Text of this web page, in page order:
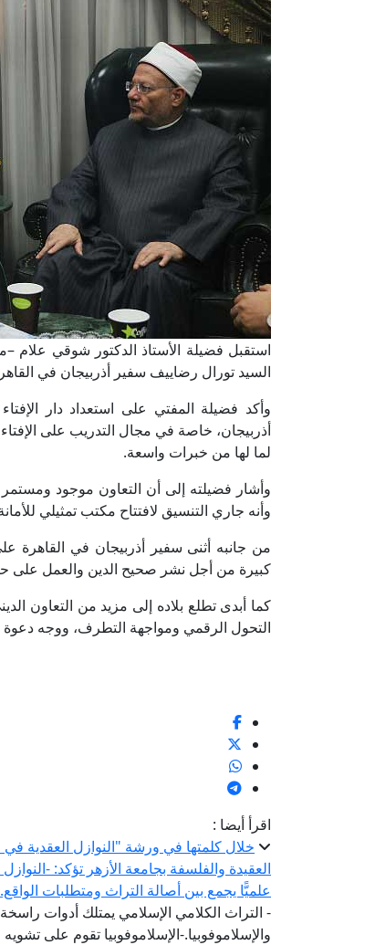
استقبل فضيلة الأستاذ الدكتور شوقي علام
السيد تورال رضاييف سفير أذربيجان في
وأكد فضيلة المفتي على استعداد دار
أذربيجان، خاصة في مجال التدريب على
لما لها من خبرات واسعة.
وأشار فضيلته إلى أن التعاون موجود ومستمر
وأنه جاري التنسيق لافتتاح مكتب تمثيلي
من جانبه أثنى سفير أذربيجان في القاهرة
كبيرة من أجل نشر صحيح الدين والعمل على
كما أبدى تطلع بلاده إلى مزيد من التعاون
التحول الرقمي ومواجهة التطرف، ووجه
اقرأ أيضا :
خلال كلمتها في ورشة "النوازل العقدية في
العقيدة والفلسفة بجامعة الأزهر تؤكد: -
علميًّا يجمع بين أصالة التراث ومتطلبات الواقع.
- التراث الكلامي الإسلامي يمتلك أدوات
والإسلاموفوبيا.-الإسلاموفوبيا تقوم على